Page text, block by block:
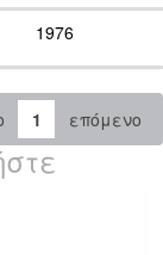
1976
1 επόμενο